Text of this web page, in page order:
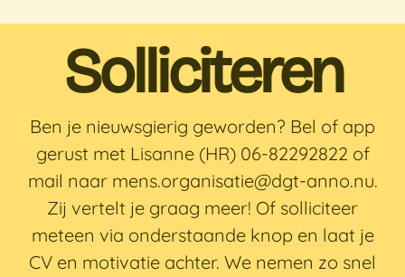
Solliciteren
Ben je nieuwsgierig geworden? Bel of app
gerust met Lisanne (HR) 06-82292822 of
mail naar mens.organisatie@dgt-anno.nu.
Zij vertelt je graag meer! Of solliciteer
meteen via onderstaande knop en laat je
CV en motivatie achter. We nemen zo snel